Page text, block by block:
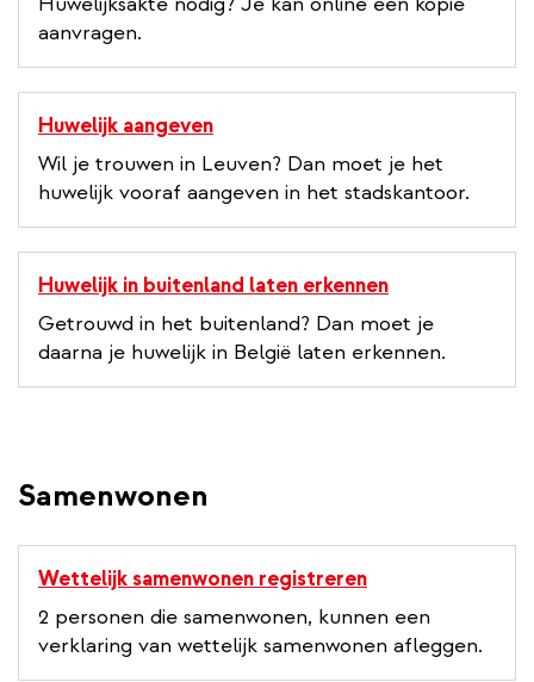
aanvragen.
Huwelijk aangeven
Wil je trouwen in Leuven? Dan moet je het
huwelijk vooraf aangeven in het stadskantoor.
Huwelijk in buitenland laten erkennen
Getrouwd in het buitenland? Dan moet je
daarna je huwelijk in België laten erkennen.
Samenwonen
Wettelijk samenwonen registreren
2 personen die samenwonen, kunnen een
verklaring van wettelijk samenwonen afleggen.